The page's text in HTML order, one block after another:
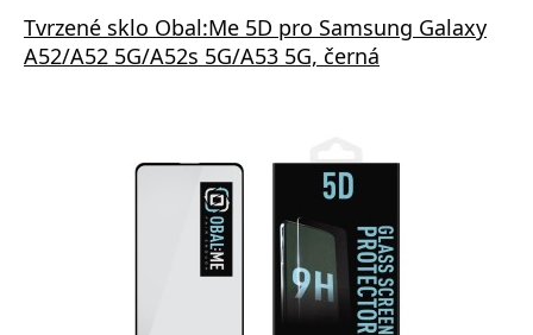
Tvrzené sklo Obal:Me 5D pro Samsung Galaxy
A52/A52 5G/A52s 5G/A53 5G, černá